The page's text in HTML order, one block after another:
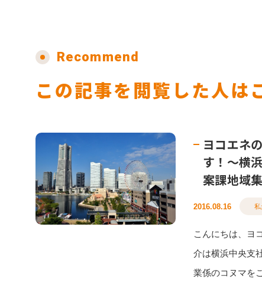
Recommend
この記事を閲覧した人は
ヨコエネ
す！〜横
案課地域
2016.08.16 私
こんにちは、ヨ
介は横浜中央支
業係のコヌマを